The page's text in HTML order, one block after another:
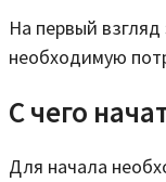
На первый
необходимую
С чего
Для начала